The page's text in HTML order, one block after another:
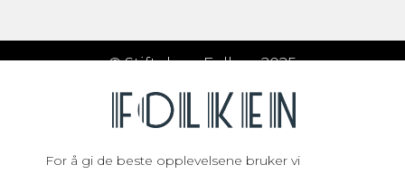
For å gi de beste opplevelsene bruker vi
© Stiftelsen Folken 2025